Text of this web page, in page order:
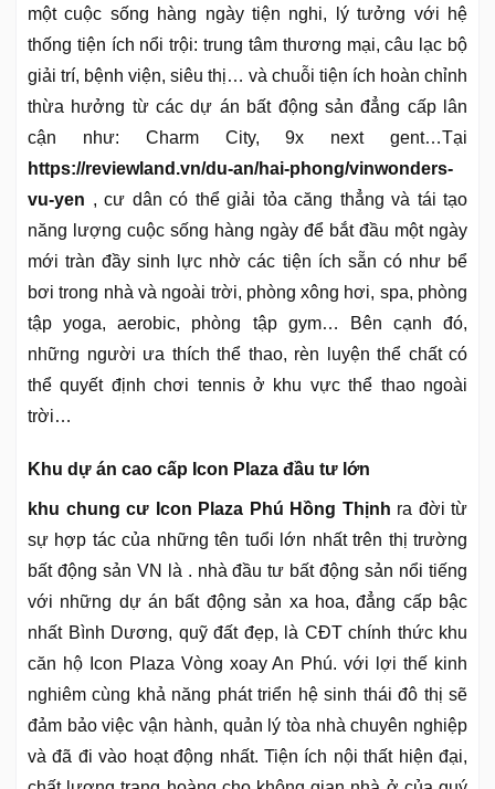
một cuộc sống hàng ngày tiện nghi, lý tưởng với hệ
thống tiện ích nổi trội: trung tâm thương mại, câu lạc bộ
giải trí, bệnh viện, siêu thị… và chuỗi tiện ích hoàn chỉnh
thừa hưởng từ các dự án bất động sản đẳng cấp lân
cận như: Charm City, 9x next gent…Tại
https://reviewland.vn/du-an/hai-phong/vinwonders-
vu-yen , cư dân có thể giải tỏa căng thẳng và tái tạo
năng lượng cuộc sống hàng ngày để bắt đầu một ngày
mới tràn đầy sinh lực nhờ các tiện ích sẵn có như bể
bơi trong nhà và ngoài trời, phòng xông hơi, spa, phòng
tập yoga, aerobic, phòng tập gym… Bên cạnh đó,
những người ưa thích thể thao, rèn luyện thể chất có
thể quyết định chơi tennis ở khu vực thể thao ngoài
trời…
Khu dự án cao cấp Icon Plaza đầu tư lớn
khu chung cư Icon Plaza Phú Hồng Thịnh ra đời từ
sự hợp tác của những tên tuổi lớn nhất trên thị trường
bất động sản VN là . nhà đầu tư bất động sản nổi tiếng
với những dự án bất động sản xa hoa, đẳng cấp bậc
nhất Bình Dương, quỹ đất đẹp, là CĐT chính thức khu
căn hộ Icon Plaza Vòng xoay An Phú. với lợi thế kinh
nghiêm cùng khả năng phát triển hệ sinh thái đô thị sẽ
đảm bảo việc vận hành, quản lý tòa nhà chuyên nghiệp
và đã đi vào hoạt động nhất. Tiện ích nội thất hiện đại,